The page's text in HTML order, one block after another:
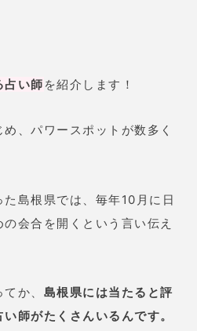
占い師 を紹介します！
、パワースポットが数多く
島根県では、毎年10月に日
会合を開くという言い伝え
か、 島根県には当たると評
師がたくさんいるんです。